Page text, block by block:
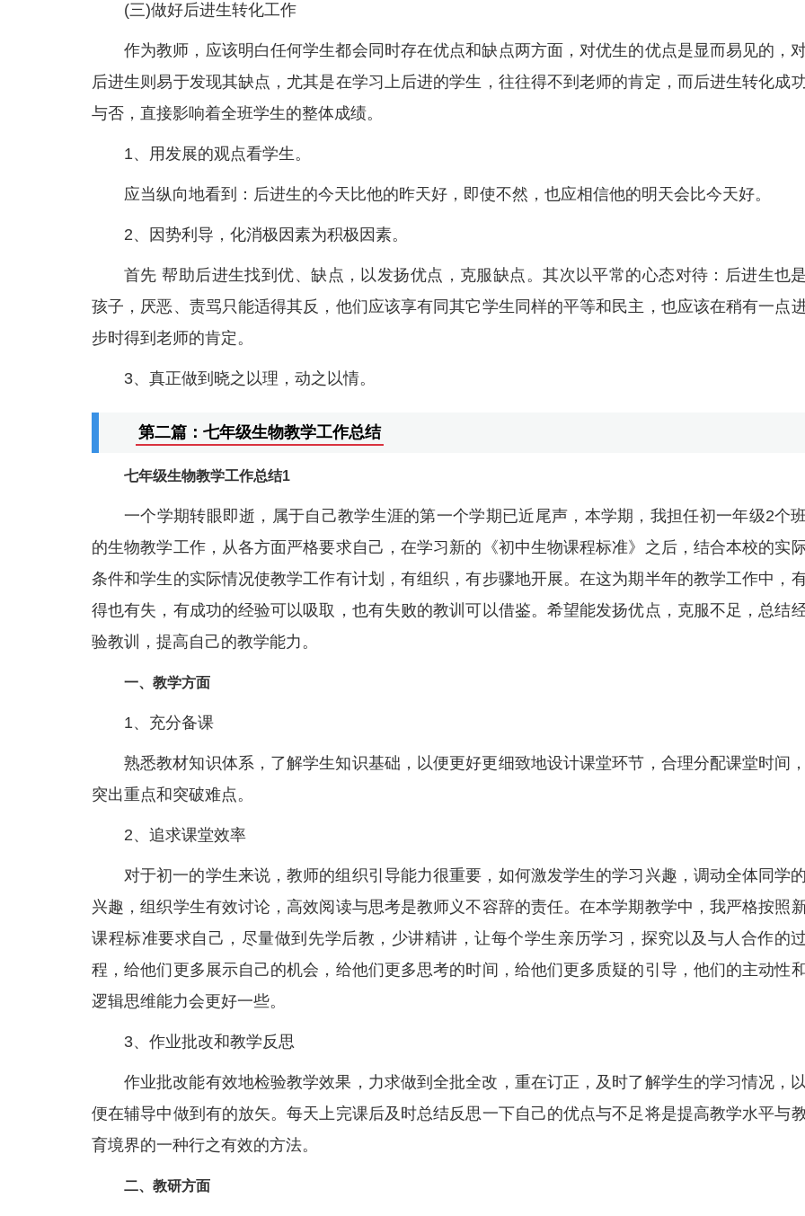
(三)做好后进生转化工作
作为教师，应该明白任何学生都会同时存在优点和缺点两方面，对优生的优点是显而易见的，
后进生则易于发现其缺点，尤其是在学习上后进的学生，往往得不到老师的肯定，而后进生转化成
与否，直接影响着全班学生的整体成绩。
1、用发展的观点看学生。
应当纵向地看到：后进生的今天比他的昨天好，即使不然，也应相信他的明天会比今天好。
2、因势利导，化消极因素为积极因素。
首先 帮助后进生找到优、缺点，以发扬优点，克服缺点。其次以平常的心态对待：后进生也是
孩子，厌恶、责骂只能适得其反，他们应该享有同其它学生同样的平等和民主，也应该在稍有一点
步时得到老师的肯定。
3、真正做到晓之以理，动之以情。
第二篇：七年级生物教学工作总结
七年级生物教学工作总结1
一个学期转眼即逝，属于自己教学生涯的第一个学期已近尾声，本学期，我担任初一年级2个
的生物教学工作，从各方面严格要求自己，在学习新的《初中生物课程标准》之后，结合本校的实
条件和学生的实际情况使教学工作有计划，有组织，有步骤地开展。在这为期半年的教学工作中，
得也有失，有成功的经验可以吸取，也有失败的教训可以借鉴。希望能发扬优点，克服不足，总结
验教训，提高自己的教学能力。
一、教学方面
1、充分备课
熟悉教材知识体系，了解学生知识基础，以便更好更细致地设计课堂环节，合理分配课堂时间，
突出重点和突破难点。
2、追求课堂效率
对于初一的学生来说，教师的组织引导能力很重要，如何激发学生的学习兴趣，调动全体同学的
兴趣，组织学生有效讨论，高效阅读与思考是教师义不容辞的责任。在本学期教学中，我严格按照
课程标准要求自己，尽量做到先学后教，少讲精讲，让每个学生亲历学习，探究以及与人合作的过
程，给他们更多展示自己的机会，给他们更多思考的时间，给他们更多质疑的引导，他们的主动性和
逻辑思维能力会更好一些。
3、作业批改和教学反思
作业批改能有效地检验教学效果，力求做到全批全改，重在订正，及时了解学生的学习情况，以
便在辅导中做到有的放矢。每天上完课后及时总结反思一下自己的优点与不足将是提高教学水平与
育境界的一种行之有效的方法。
二、教研方面